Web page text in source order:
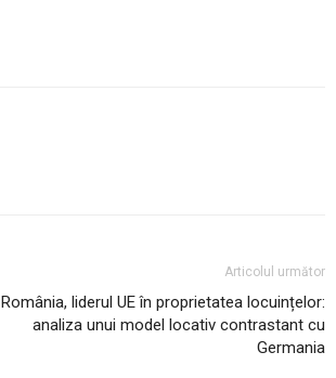
Articolul următor
România, liderul UE în proprietatea locuințelor:
analiza unui model locativ contrastant cu
Germania